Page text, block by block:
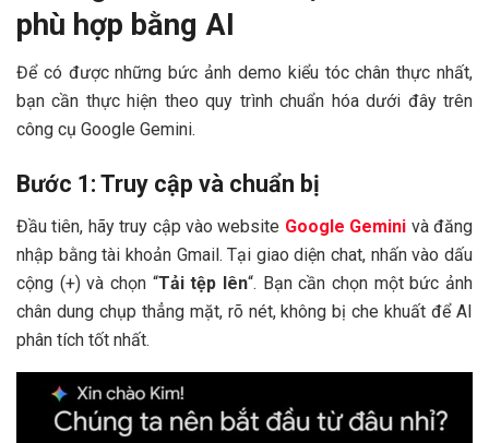
phù hợp bằng AI
Để có được những bức ảnh demo kiểu tóc chân thực nhất,
bạn cần thực hiện theo quy trình chuẩn hóa dưới đây trên
công cụ Google Gemini.
Bước 1: Truy cập và chuẩn bị
Đầu tiên, hãy truy cập vào website Google Gemini và đăng
nhập bằng tài khoản Gmail. Tại giao diện chat, nhấn vào dấu
cộng (+) và chọn “Tải tệp lên“. Bạn cần chọn một bức ảnh
chân dung chụp thẳng mặt, rõ nét, không bị che khuất để AI
phân tích tốt nhất.